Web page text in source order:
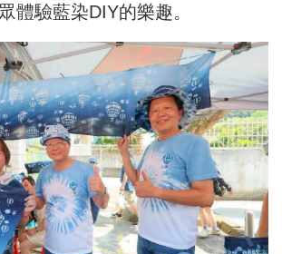
體驗藍染DIY的樂趣。